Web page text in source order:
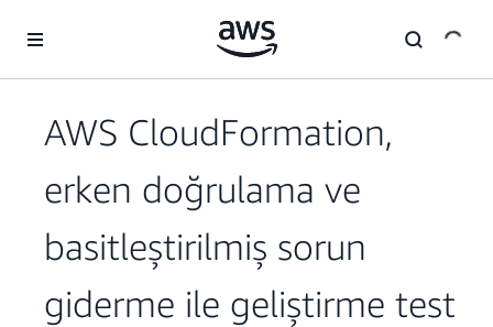
AWS CloudFormation,
erken doğrulama ve
basitleştirilmiş sorun
giderme ile geliştirme test